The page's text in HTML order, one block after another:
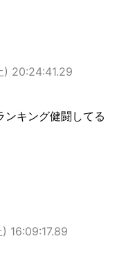
20:24:41.29
ンキング健闘してる
16:09:17.89